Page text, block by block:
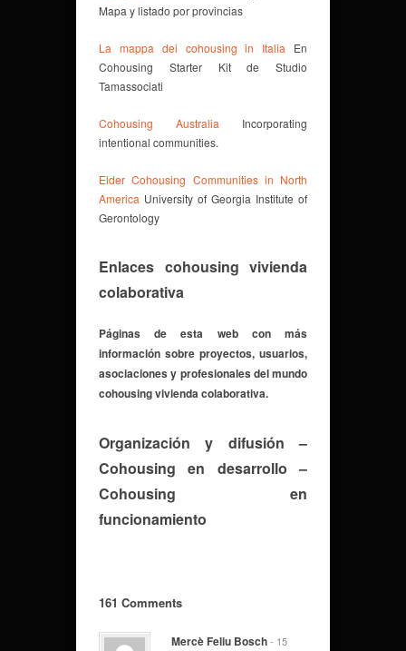
Mapa y listado por provincias
La mappa dei cohousing in Italia En
Cohousing Starter Kit de Studio
Tamassociati
Cohousing Australia Incorporating
intentional communities.
Elder Cohousing Communities in North
America University of Georgia Institute of
Gerontology
Enlaces cohousing vivienda
colaborativa
Páginas de esta web con más
información sobre proyectos, usuarios,
asociaciones y profesionales del mundo
cohousing vivienda colaborativa.
Organización y difusión –
Cohousing en desarrollo –
Cohousing en
funcionamiento
161 Comments
Mercè Feliu Bosch- 15